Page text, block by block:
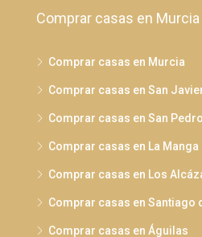
Comprar casas en Murcia
Comprar casas en Murcia
Comprar casas en San
Comprar casas en San
Comprar casas en La Manga
Comprar casas en Los
Comprar casas en Santiago
Comprar casas en Águilas